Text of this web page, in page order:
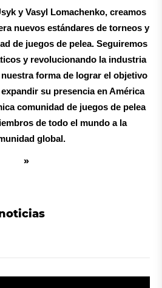
y Vasyl Lomachenko, creamos
nuevos estándares de torneos y
de juegos de pelea. Seguiremos
y revolucionando la industria
forma de lograr el objetivo
su presencia en América
comunidad de juegos de pelea
de todo el mundo a la
global.